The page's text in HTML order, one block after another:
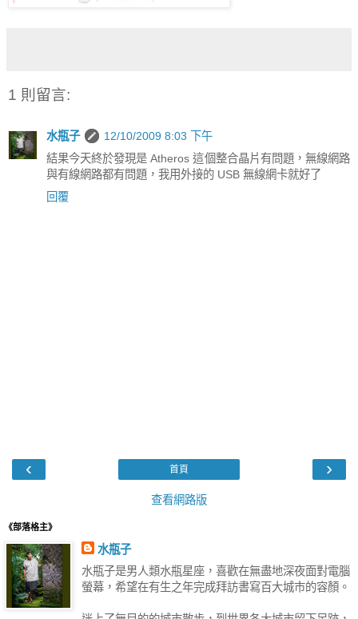
1 則留言:
水瓶子
12/10/2009 8:03 下午
結果今天終於發現是 Atheros 這個整合晶片有問題，無線網路
與有線網路都有問題，我用外接的 USB 無線網卡就好了
回覆
‹ ›
首頁
查看網路版
《部落格主》
水瓶子
水瓶子是男人類水瓶星座，喜歡在無盡地深夜面對電腦
螢幕，希望在有生之年完成拜訪書寫百大城市的容顏。